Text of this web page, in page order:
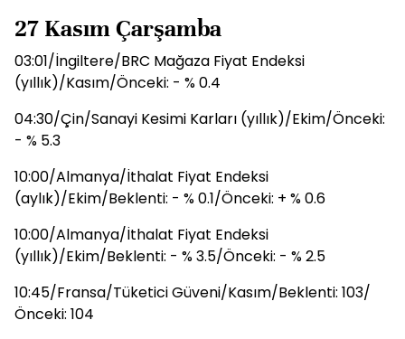
27 Kasım Çarşamba
03:01/İngiltere/BRC Mağaza Fiyat Endeksi
(yıllık)/Kasım/Önceki: - % 0.4
04:30/Çin/Sanayi Kesimi Karları (yıllık)/Ekim/Önceki:
- % 5.3
10:00/Almanya/İthalat Fiyat Endeksi
(aylık)/Ekim/Beklenti: - % 0.1/Önceki: + % 0.6
10:00/Almanya/İthalat Fiyat Endeksi
(yıllık)/Ekim/Beklenti: - % 3.5/Önceki: - % 2.5
10:45/Fransa/Tüketici Güveni/Kasım/Beklenti: 103/
Önceki: 104